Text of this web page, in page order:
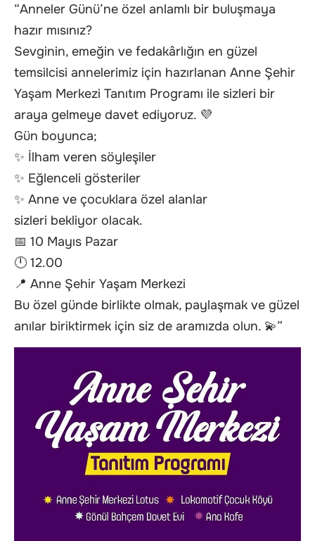
“Anneler Günü’ne özel anlamlı bir buluşmaya
hazır mısınız?
Sevginin, emeğin ve fedakârlığın en güzel
temsilcisi annelerimiz için hazırlanan Anne Şehir
Yaşam Merkezi Tanıtım Programı ile sizleri bir
araya gelmeye davet ediyoruz. 💜
Gün boyunca;
✨ İlham veren söyleşiler
✨ Eğlenceli gösteriler
✨ Anne ve çocuklara özel alanlar
sizleri bekliyor olacak.
📅 10 Mayıs Pazar
🕛 12.00
📍 Anne Şehir Yaşam Merkezi
Bu özel günde birlikte olmak, paylaşmak ve güzel
anılar biriktirmek için siz de aramızda olun. 💫”